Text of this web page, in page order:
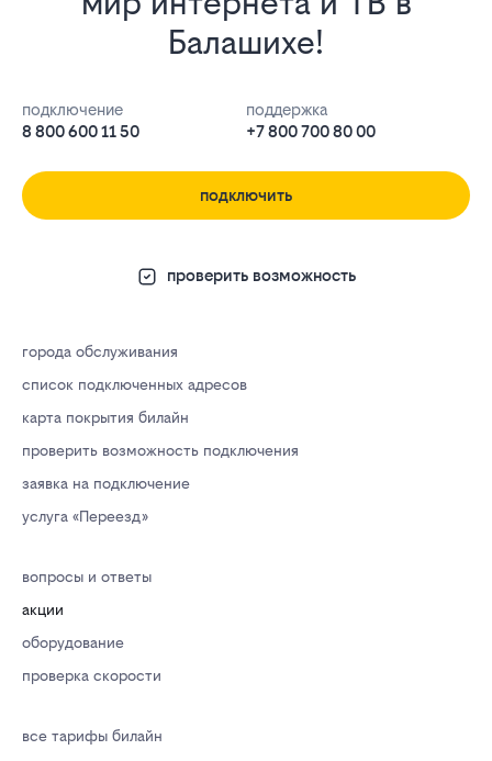
Балашихе!
подключение
8 800 600 11 50
поддержка
+7 800 700 80 00
подключить
проверить возможность
города обслуживания
список подключенных адресов
карта покрытия билайн
проверить возможность подключения
заявка на подключение
услуга «Переезд»
вопросы и ответы
акции
оборудование
проверка скорости
все тарифы билайн